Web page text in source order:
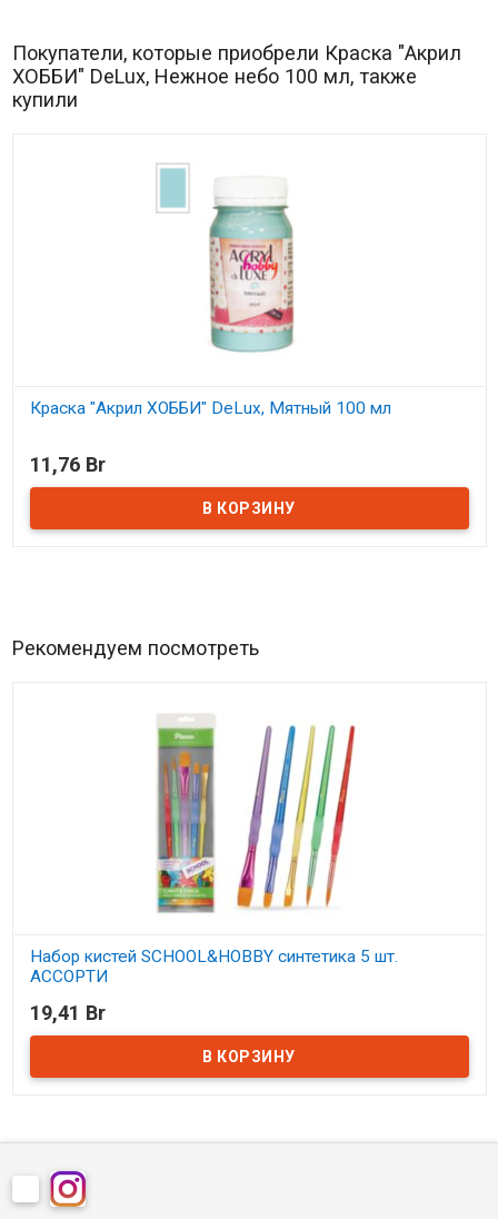
Покупатели, которые приобрели Краска "Акрил
ХОББИ" DeLux, Нежное небо 100 мл, также
купили
Краска "Акрил ХОББИ" DeLux, Мятный 100 мл
11,76 Br
Рекомендуем посмотреть
Набор кистей SCHOOL&HOBBY синтетика 5 шт.
АССОРТИ
В наличии
19,41 Br